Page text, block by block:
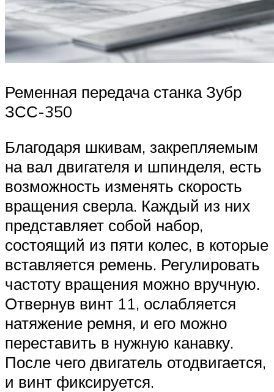
Ременная передача станка Зубр
ЗСС-350
Благодаря шкивам, закрепляемым
на вал двигателя и шпинделя, есть
возможность изменять скорость
вращения сверла. Каждый из них
представляет собой набор,
состоящий из пяти колес, в которые
вставляется ремень. Регулировать
частоту вращения можно вручную.
Отвернув винт 11, ослабляется
натяжение ремня, и его можно
переставить в нужную канавку.
После чего двигатель отодвигается,
и винт фиксируется.